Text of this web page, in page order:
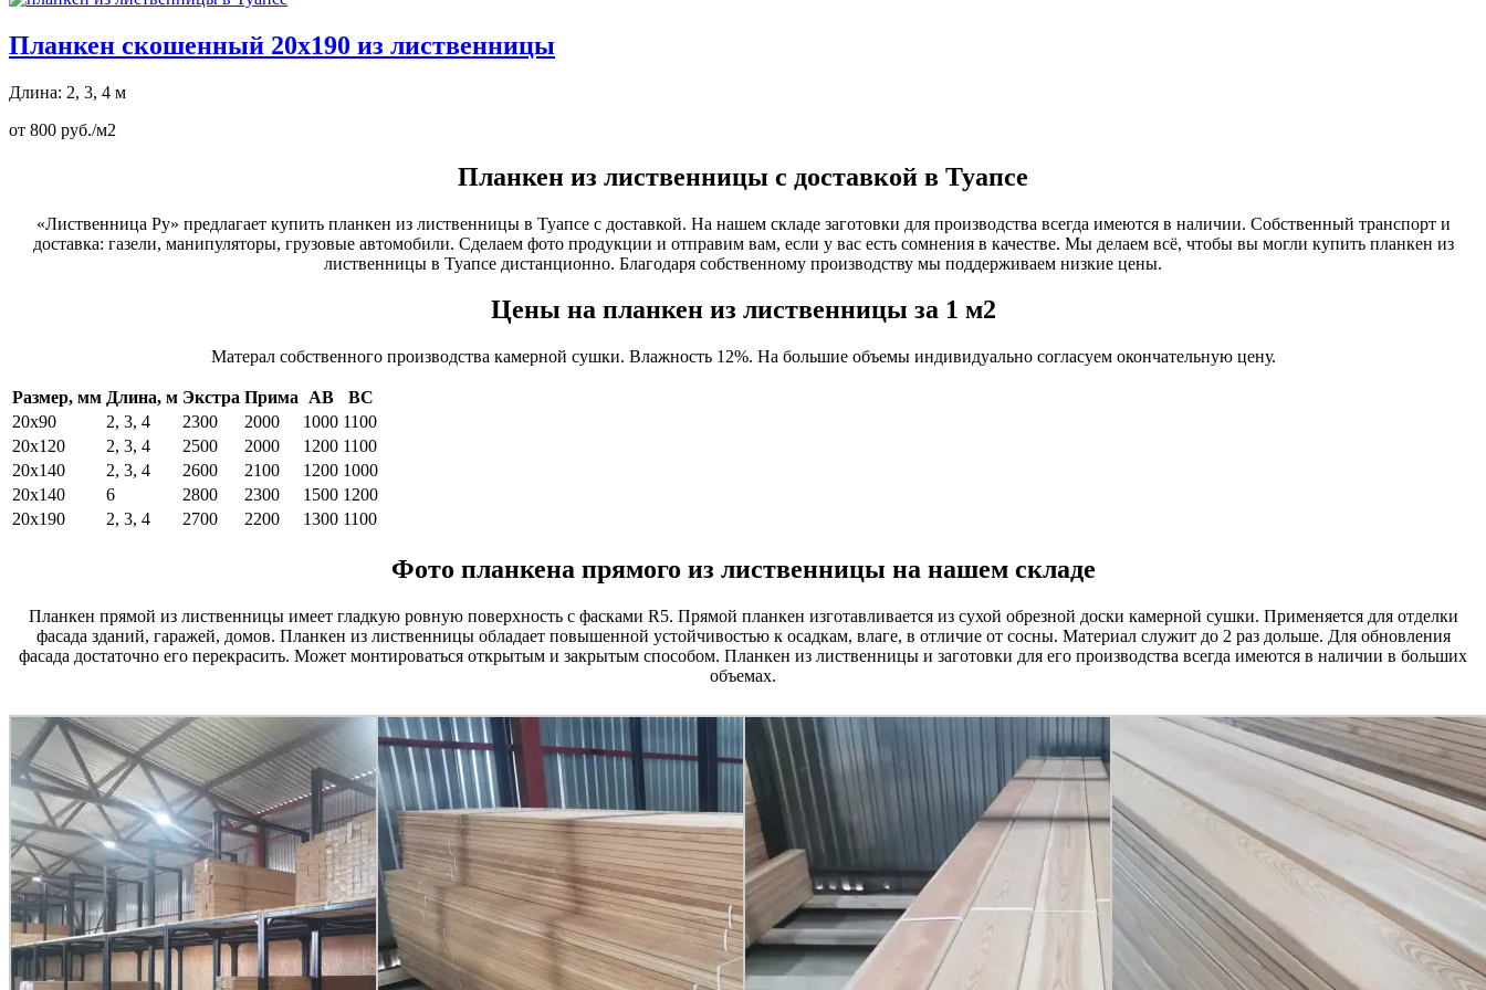
Планкен скошенный 20х190 из лиственницы
Длина: 2, 3, 4 м
от 800 руб./м2
Планкен из лиственницы с доставкой в Туапсе
«Лиственница Ру» предлагает купить планкен из лиственницы в Туапсе с доставкой. На нашем складе заготовки для производства всегда имеются в наличии. Собственный транспорт и
доставка: газели, манипуляторы, грузовые автомобили. Сделаем фото продукции и отправим вам, если у вас есть сомнения в качестве. Мы делаем всё, чтобы вы могли купить планкен из
лиственницы в Туапсе дистанционно. Благодаря собственному производству мы поддерживаем низкие цены.
Цены на планкен из лиственницы за 1 м2
Матерал собственного производства камерной сушки. Влажность 12%. На большие объемы индивидуально согласуем окончательную цену.
Размер, мм Длина, м Экстра Прима АВ
ВС
20х90
2, 3, 4 2300 2000 1000 1100
20х120
2, 3, 4 2500 2000 1200 1100
20х140
2, 3, 4 2600 2100 1200 1000
20х140
6 2800 2300 1500 1200
20х190
2, 3, 4 2700 2200 1300 1100
Фото планкена прямого из лиственницы на нашем складе
Планкен прямой из лиственницы имеет гладкую ровную поверхность с фасками R5. Прямой планкен изготавливается из сухой обрезной доски камерной сушки. Применяется для отделки
фасада зданий, гаражей, домов. Планкен из лиственницы обладает повышенной устойчивостью к осадкам, влаге, в отличие от сосны. Материал служит до 2 раз дольше. Для обновления
фасада достаточно его перекрасить. Может монтироваться открытым и закрытым способом. Планкен из лиственницы и заготовки для его производства всегда имеются в наличии в больших
объемах.